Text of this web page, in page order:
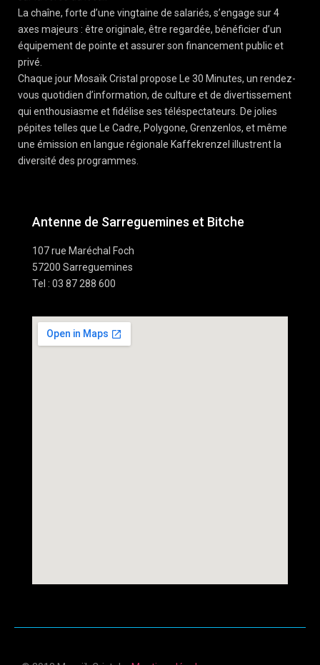
La chaîne, forte d’une vingtaine de salariés, s’engage sur 4
axes majeurs : être originale, être regardée, bénéficier d’un
équipement de pointe et assurer son financement public et
privé.
Chaque jour Mosaïk Cristal propose Le 30 Minutes, un rendez-
vous quotidien d’information, de culture et de divertissement
qui enthousiasme et fidélise ses téléspectateurs. De jolies
pépites telles que Le Cadre, Polygone, Grenzenlos, et même
une émission en langue régionale Kaffekrenzel illustrent la
diversité des programmes.
Antenne de Sarreguemines et Bitche
107 rue Maréchal Foch
57200 Sarreguemines
Tel : 03 87 288 600